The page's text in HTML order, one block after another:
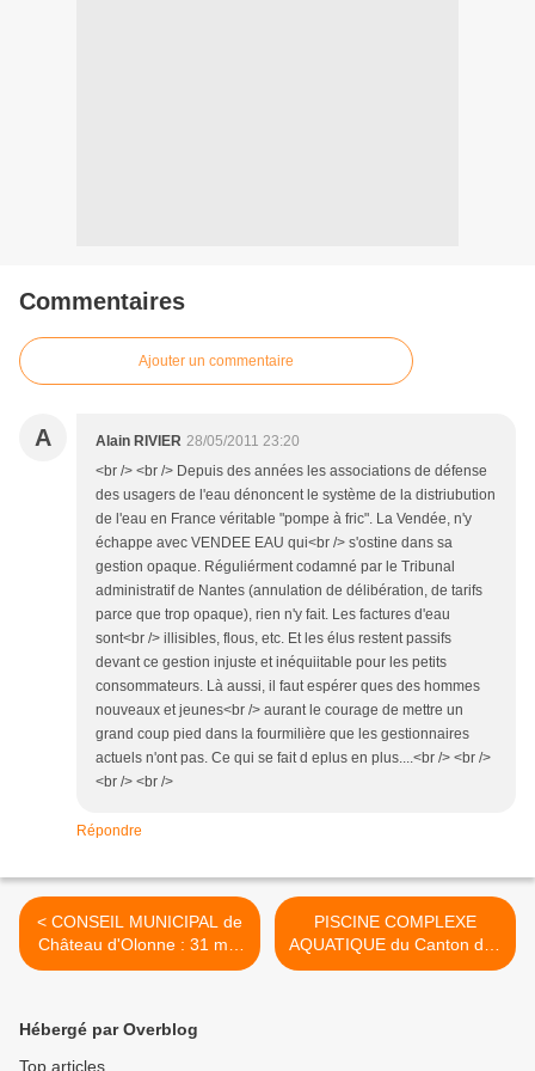
Commentaires
Ajouter un commentaire
A Alain RIVIER 28/05/2011 23:20
<br /> <br /> Depuis des années les associations de défense
des usagers de l'eau dénoncent le système de la distriubution
de l'eau en France véritable "pompe à fric". La Vendée, n'y
échappe avec VENDEE EAU qui<br /> s'ostine dans sa
gestion opaque. Réguliérment codamné par le Tribunal
administratif de Nantes (annulation de délibération, de tarifs
parce que trop opaque), rien n'y fait. Les factures d'eau
sont<br /> illisibles, flous, etc. Et les élus restent passifs
devant ce gestion injuste et inéquiitable pour les petits
consommateurs. Là aussi, il faut espérer ques des hommes
nouveaux et jeunes<br /> aurant le courage de mettre un
grand coup pied dans la fourmilière que les gestionnaires
actuels n'ont pas. Ce qui se fait d eplus en plus....<br /> <br />
<br /> <br />
Répondre
< CONSEIL MUNICIPAL de
Château d'Olonne : 31 mai
2011
PISCINE COMPLEXE
AQUATIQUE du Canton des
Olonnes : on patauge >
Hébergé par Overblog
Top articles